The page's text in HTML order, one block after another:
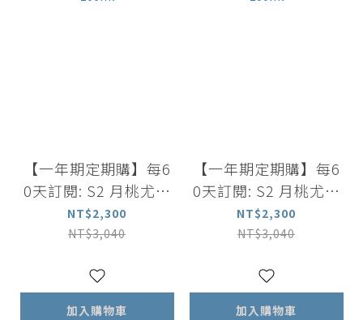
【一年期定期購】每6
0天訂閱: S2 月桃尤加
利葉薄荷強健洗髮露 5
00ml +薰衣草洋甘菊
眠香氛精油噴霧 100m
l
NT$2,300
NT$3,040
加入購物車
【一年期定期購】每6
0天訂閱: S2 月桃尤加
利葉薄荷強健洗髮露 5
00ml +尤加利葉茶樹
氛精油噴霧 100ml
NT$2,300
NT$3,040
加入購物車